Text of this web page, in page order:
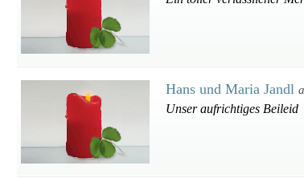
Hans und Maria Jandl
Unser aufrichtiges Beileid